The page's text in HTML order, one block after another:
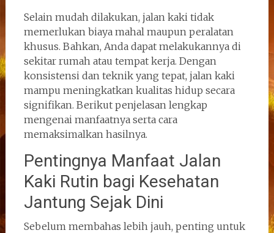
Selain mudah dilakukan, jalan kaki tidak
memerlukan biaya mahal maupun peralatan
khusus. Bahkan, Anda dapat melakukannya di
sekitar rumah atau tempat kerja. Dengan
konsistensi dan teknik yang tepat, jalan kaki
mampu meningkatkan kualitas hidup secara
signifikan. Berikut penjelasan lengkap
mengenai manfaatnya serta cara
memaksimalkan hasilnya.
Pentingnya Manfaat Jalan
Kaki Rutin bagi Kesehatan
Jantung Sejak Dini
Sebelum membahas lebih jauh, penting untuk